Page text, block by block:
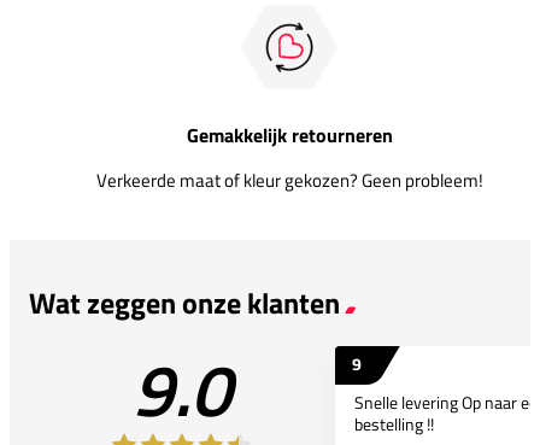
Gemakkelijk retourneren
Verkeerde maat of kleur gekozen? Geen probleem!
Wat zeggen onze klanten
9.0
9
Snelle levering Op naar
bestelling !!